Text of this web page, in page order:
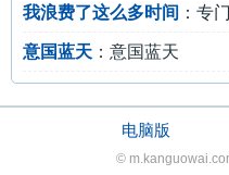
我浪费了这么多时间 ：专
意国蓝天 ：意国蓝天
电脑版
©